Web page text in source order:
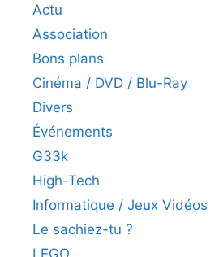
Actu
Association
Bons plans
Cinéma / DVD / Blu-Ray
Divers
Événements
G33k
High-Tech
Informatique / Jeux Vidéos
Le sachiez-tu ?
LEGO